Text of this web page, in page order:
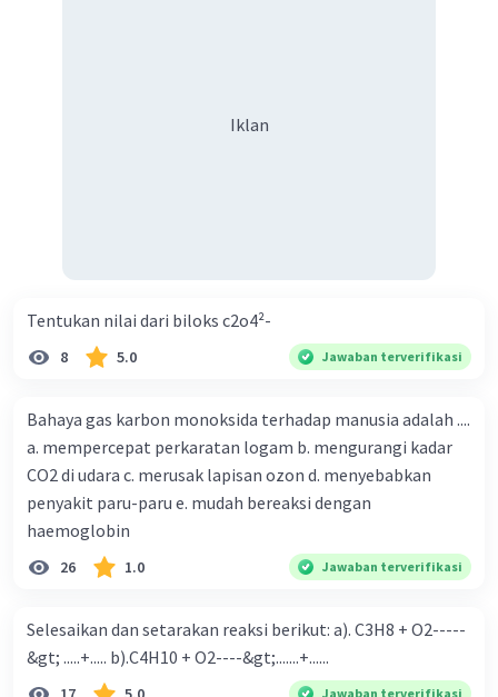
Iklan
Tentukan nilai dari biloks c2o4²-
8 5.0 Jawaban terverifikasi
Bahaya gas karbon monoksida terhadap manusia adalah ....
a. mempercepat perkaratan logam b. mengurangi kadar
CO2 di udara c. merusak lapisan ozon d. menyebabkan
penyakit paru-paru e. mudah bereaksi dengan
haemoglobin
26 1.0 Jawaban terverifikasi
Selesaikan dan setarakan reaksi berikut: a). C3H8 + O2-----
&gt; .....+..... b).C4H10 + O2----&gt;.......+......
Jawaban terverifikasi